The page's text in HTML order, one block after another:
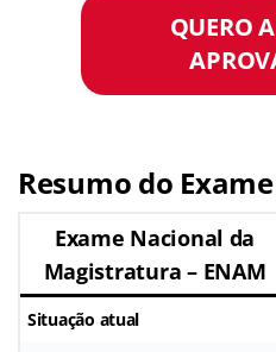
QUERO
Resumo do Exame
Exame Nacional da
Magistratura – ENAM
Situação atual